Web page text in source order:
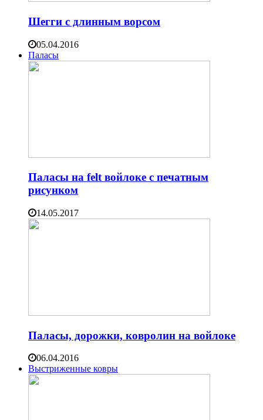
Шегги с длинным ворсом
05.04.2016
Паласы
Паласы на felt войлоке с печатным
рисунком
14.05.2017
Паласы, дорожки, ковролин на войлоке
06.04.2016
Выстриженные ковры